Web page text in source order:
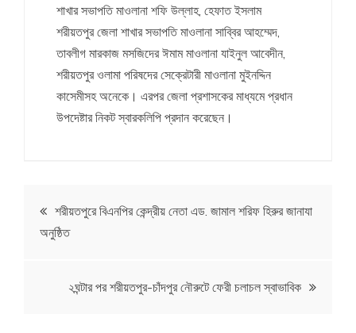
শাখার সভাপতি মাওলানা শফি উল্লাহ, হেফাত ইসলাম
শরীয়তপুর জেলা শাখার সভাপতি মাওলানা সাব্বির আহম্মেদ,
তাবলীগ মারকাজ মসজিদের ঈমাম মাওলানা যাইনুল আবেদীন,
শরীয়তপুর ওলামা পরিষদের সেক্রেটারী মাওলানা মুইনদ্দিন
কাসেমীসহ অনেকে। এরপর জেলা প্রশাসকের মাধ্যমে প্রধান
উপদেষ্টার নিকট স্বারকলিপি প্রদান করেছেন।
Post
navigation
শরীয়তপুরে বিএনপির কেন্দ্রীয় নেতা এড. জামাল শরিফ হিরুর জানাযা
অনুষ্ঠিত
২ঘন্টার পর শরীয়তপুর-চাঁদপুর নৌরুটে ফেরী চলাচল স্বাভাবিক